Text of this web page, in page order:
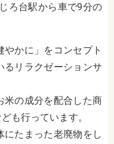
ろ台駅から車で9分の
やかに」をコンセプト
るリラクゼーションサ
米の成分を配合した商
も行っています。
にたまった老廃物をし